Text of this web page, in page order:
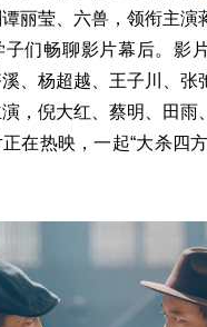
谭丽莹、六兽，领衔主
子们畅聊影片幕后。影
、杨超越、王子川、张
，倪大红、蔡明、田雨
在热映，一起“大杀四